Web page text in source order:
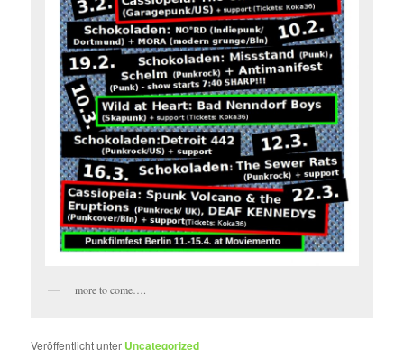
more to come….
Veröffentlicht unter Uncategorized